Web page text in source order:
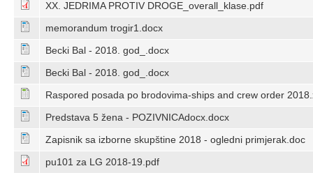
XX. JEDRIMA PROTIV DROGE_overall_klase.pdf
memorandum trogir1.docx
Becki Bal - 2018. god_.docx
Becki Bal - 2018. god_.docx
Raspored posada po brodovima-ships and crew order
Predstava 5 žena - POZIVNICAdocx.docx
Zapisnik sa izborne skupštine 2018 - ogledni primjerak.doc
pu101 za LG 2018-19.pdf